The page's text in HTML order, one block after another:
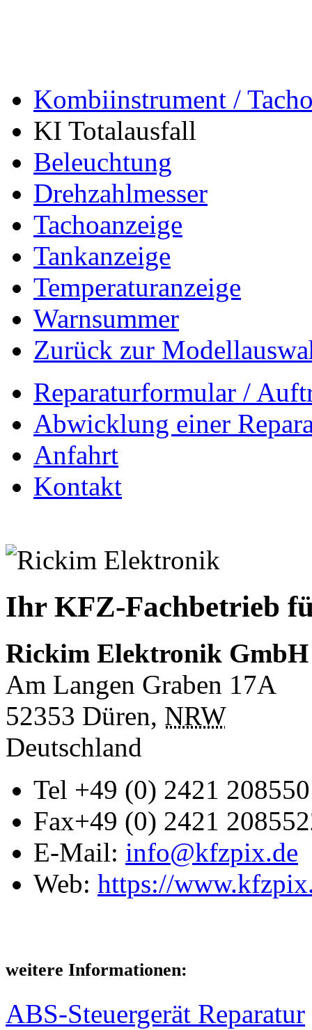
Kombiinstrument /
KI Totalausfall
Beleuchtung
Drehzahlmesser
Tachoanzeige
Tankanzeige
Temperaturanzeige
Warnsummer
Zurück zur
Reparaturformular /
Abwicklung einer
Anfahrt
Kontakt
Ihr KFZ-Fachbetrieb
Rickim Elektronik GmbH
Am Langen Graben 17A
52353 Düren, NRW
Deutschland
Tel +49 (0) 2421 208550
Fax+49 (0) 2421
E-Mail: info@kfzpix.de
Web: https://
weitere Informationen:
ABS-Steuergerät Reparatur